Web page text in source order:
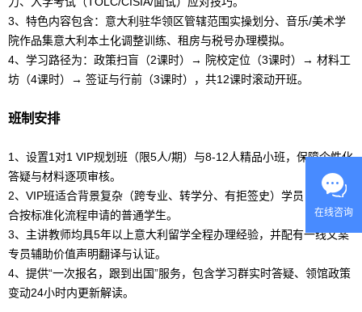
3、特色内容包含：意大利驻华领区管辖范围实操划分、 音乐/美术学
院作品集意大利本土化调整训练、租房与税号办理模拟。
4、学习路径为：政策扫盲（2课时）→ 院校定位（3课时）→ 材料工
坊（4课时）→ 签证与行前（3课时），共12课时滚动开班。
班制安排
1、设置1对1 VIP规划班（限5人/期）与8-12人精品小班，保障个性化
答疑与材料逐项审核。
2、VIP班适合背景复杂（跨专业、转学分、有拒签史）学员；小班适
合按标准化流程申请的普通学生。
3、主讲教师均具5年以上意大利 留学全程办理经验，并配有一线文案
专员辅助价值声明翻译与认证。
4、提供“一次报名，跟到出国”服务，包含学习群实时答疑、领馆政策
变动24小时内更新解读。
在线咨询